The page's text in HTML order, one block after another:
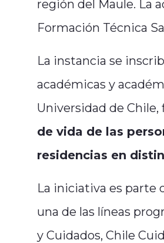
región del Maule. La
Formación Técnica
La instancia se
académicas y
Universidad de
de vida de las
residencias en
La iniciativa es parte
una de las líneas
y Cuidados, Chile